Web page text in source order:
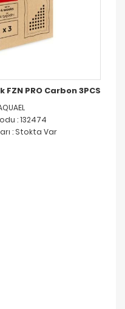
PRO Carbon 3PCS
: 132474
: Stokta Var